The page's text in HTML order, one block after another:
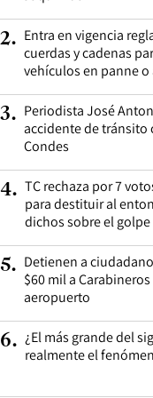
2. Entra en vigencia
cuerdas y cadenas
vehículos en panne
3. Periodista José
accidente de tránsito
Condes
4. TC rechaza por 7
para destituir al
dichos sobre el golpe
5. Detienen a
$60 mil a
aeropuerto
6. ¿El más grande del
realmente el